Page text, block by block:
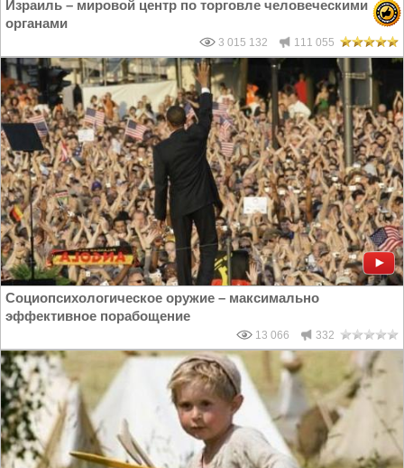
Израиль – мировой центр по торговле человеческими
органами
3 015 132 111 055
Социопсихологическое оружие – максимально
эффективное порабощение
13 066 332